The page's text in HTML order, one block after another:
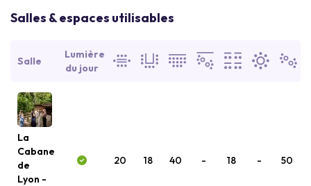
Salles & espaces utilisables
Salle
Lumière
du jour
La
Cabane
de
Lyon -
20 18 40 - 18 - 50